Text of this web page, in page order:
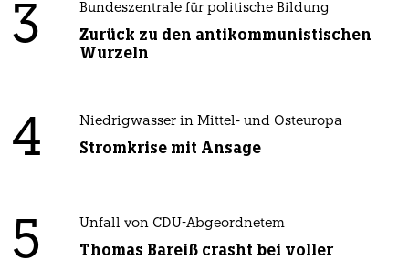
3 Bundeszentrale für politische Bildung
Zurück zu den antikommunistischen
Wurzeln
4 Niedrigwasser in Mittel- und Osteuropa
Stromkrise mit Ansage
5 Unfall von CDU-Abgeordnetem
Thomas Bareiß crasht bei voller